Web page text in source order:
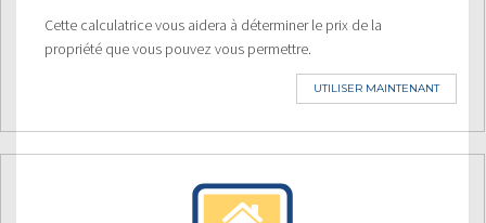
Cette calculatrice vous aidera à déterminer le prix de la
propriété que vous pouvez vous permettre.
UTILISER MAINTENANT